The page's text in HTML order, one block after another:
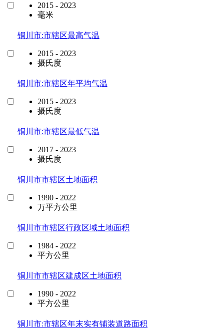
2015 - 2023
毫米
铜川市:市辖区最高气温
2015 - 2023
摄氏度
铜川市:市辖区年平均气温
2015 - 2023
摄氏度
铜川市:市辖区最低气温
2017 - 2023
摄氏度
铜川市市辖区土地面积
1990 - 2022
万平方公里
铜川市市辖区行政区域土地面积
1984 - 2022
平方公里
铜川市市辖区建成区土地面积
1990 - 2022
平方公里
铜川市:市辖区年末实有铺装道路面积